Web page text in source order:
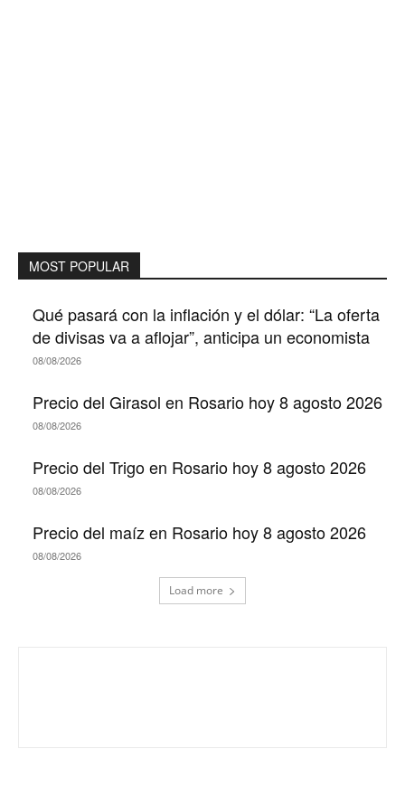
MOST POPULAR
Qué pasará con la inflación y el dólar: “La oferta
de divisas va a aflojar”, anticipa un economista
08/08/2026
Precio del Girasol en Rosario hoy 8 agosto 2026
08/08/2026
Precio del Trigo en Rosario hoy 8 agosto 2026
08/08/2026
Precio del maíz en Rosario hoy 8 agosto 2026
08/08/2026
Load more